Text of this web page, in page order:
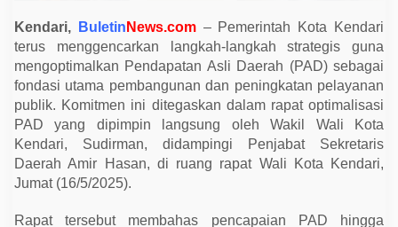
r
p
d
u
u
n
t
k
T
k
Kendari, Buletin News.com– Pemerintah Kota Kendari
terus menggencarkan langkah-langkah strategis guna
mengoptimalkan Pendapatan Asli Daerah (PAD) sebagai
fondasi utama pembangunan dan peningkatan pelayanan
publik. Komitmen ini ditegaskan dalam rapat optimalisasi
PAD yang dipimpin langsung oleh Wakil Wali Kota
Kendari, Sudirman, didampingi Penjabat Sekretaris
Daerah Amir Hasan, di ruang rapat Wali Kota Kendari,
Jumat (16/5/2025).
Rapat tersebut membahas pencapaian PAD hingga